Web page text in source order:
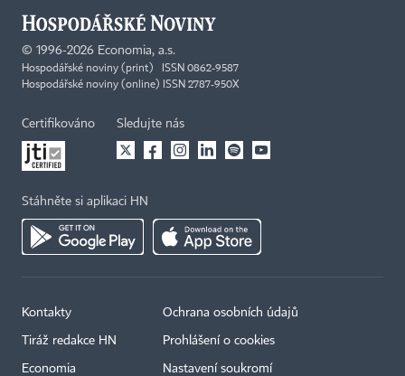
© 1996-2026 Economia, a.s.
Hospodářské noviny (print) ISSN 0862-9587
Hospodářské noviny (online) ISSN 2787-950X
Certifikováno Sledujte nás
Stáhněte si aplikaci HN
Kontakty
Tiráž redakce HN
Economia
Ochrana osobních údajů
Prohlášení o cookies
Nastavení soukromí